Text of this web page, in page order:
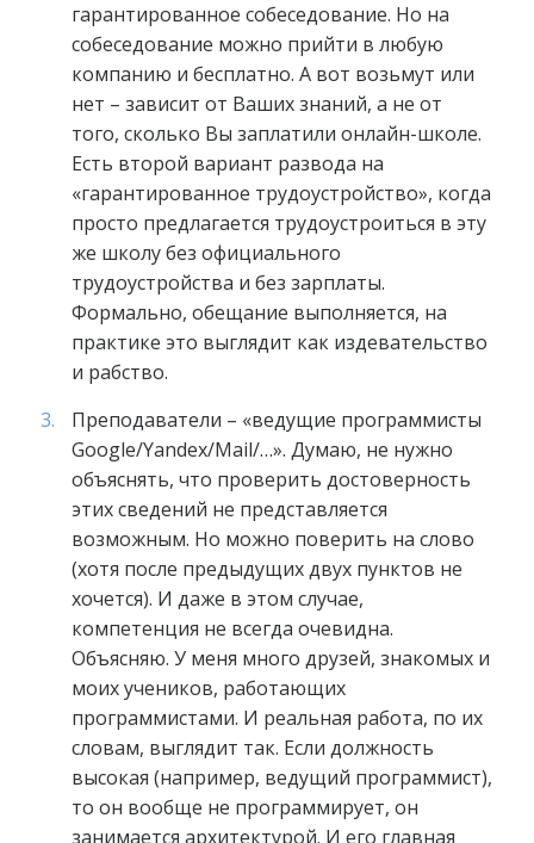
гарантированное собеседование. Но на
собеседование можно прийти в любую
компанию и бесплатно. А вот возьмут или
нет – зависит от Ваших знаний, а не от
того, сколько Вы заплатили онлайн-школе.
Есть второй вариант развода на
«гарантированное трудоустройство», когда
просто предлагается трудоустроиться в эту
же школу без официального
трудоустройства и без зарплаты.
Формально, обещание выполняется, на
практике это выглядит как издевательство
и рабство.
Преподаватели – «ведущие программисты
Google/Yandex/Mail/…». Думаю, не нужно
объяснять, что проверить достоверность
этих сведений не представляется
возможным. Но можно поверить на слово
(хотя после предыдущих двух пунктов не
хочется). И даже в этом случае,
компетенция не всегда очевидна.
Объясняю. У меня много друзей, знакомых и
моих учеников, работающих
программистами. И реальная работа, по их
словам, выглядит так. Если должность
высокая (например, ведущий программист),
то он вообще не программирует, он
занимается архитектурой. И его главная